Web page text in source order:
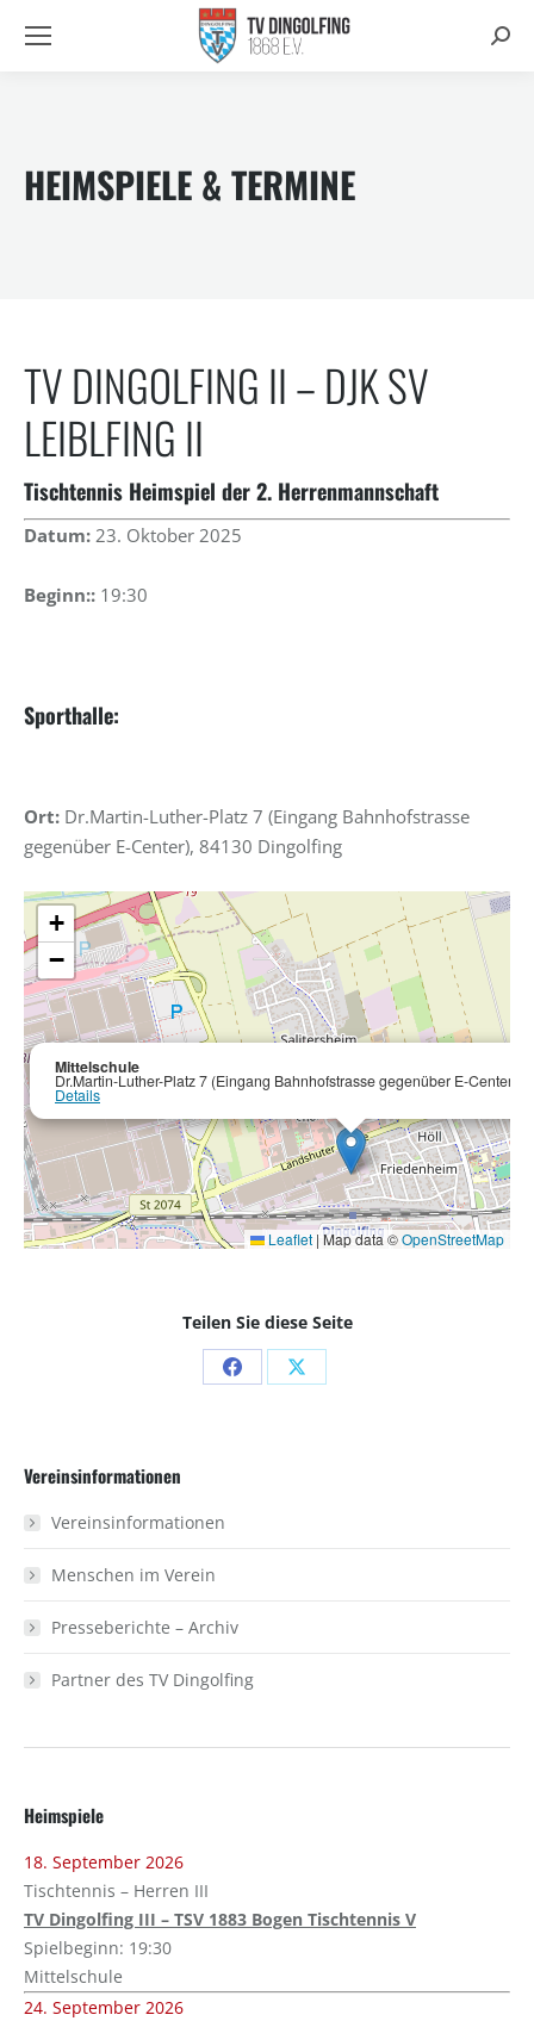
HEIMSPIELE & TERMINE
TV DINGOLFING II – DJK SV
LEIBLFING II
Tischtennis Heimspiel der 2. Herrenmannschaft
Datum: 23. Oktober 2025
Beginn:: 19:30
Sporthalle:
Ort: Dr.Martin-Luther-Platz 7 (Eingang Bahnhofstrasse
gegenüber E-Center), 84130 Dingolfing
Mittelschule
Dr.Martin-Luther-Platz 7 (Eingang Bahnhofstrasse gegenüber E-Center)
Details
+
−
Leaflet | Map data ©OpenStreetMap
Teilen Sie diese Seite
Share Share
Vereinsinformationen
Vereinsinformationen
Menschen im Verein
Presseberichte – Archiv
Partner des TV Dingolfing
Heimspiele
18. September 2026
Tischtennis – Herren III
TV Dingolfing III – TSV 1883 Bogen Tischtennis V
Spielbeginn: 19:30
Mittelschule
24. September 2026